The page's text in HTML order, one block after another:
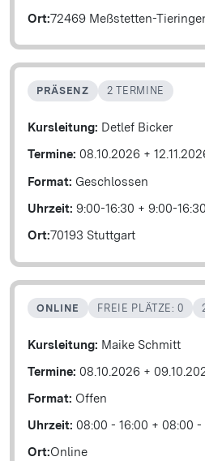
Ort:72469 Meßstetten-
PRÄSENZ 2 TERMINE
Kursleitung: Detlef Bicker
Termine: 08.10.2026 +
Format: Geschlossen
Uhrzeit: 9:00-16:30 + 9:00-16:30
Ort:70193 Stuttgart
ONLINE FREIE PLÄTZE: 0
Kursleitung: Maike Schmitt
Termine: 08.10.2026 +
Format: Offen
Uhrzeit: 08:00 - 16:00 + 08:00 -
Ort:Online